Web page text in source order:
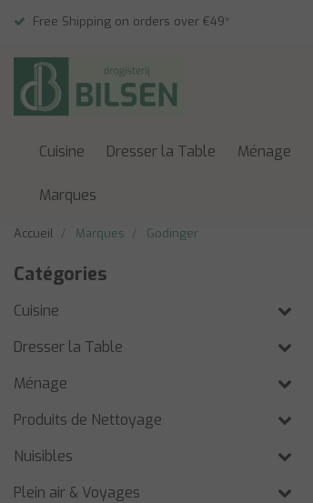
Free Shipping on orders over €49*
Cuisine Dresser la Table Ménage
Marques
Accueil Marques Godinger
Catégories
Cuisine
Dresser la Table
Ménage
Produits de Nettoyage
Nuisibles
Plein air & Voyages